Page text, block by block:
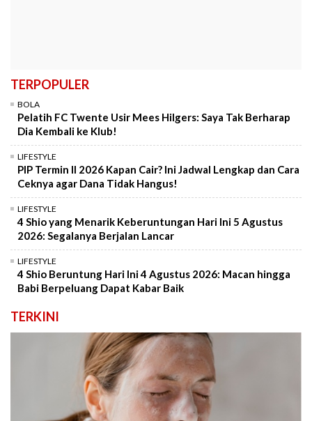
TERPOPULER
BOLA
Pelatih FC Twente Usir Mees Hilgers: Saya Tak Berharap
Dia Kembali ke Klub!
LIFESTYLE
PIP Termin II 2026 Kapan Cair? Ini Jadwal Lengkap dan Cara
Ceknya agar Dana Tidak Hangus!
LIFESTYLE
4 Shio yang Menarik Keberuntungan Hari Ini 5 Agustus
2026: Segalanya Berjalan Lancar
LIFESTYLE
4 Shio Beruntung Hari Ini 4 Agustus 2026: Macan hingga
Babi Berpeluang Dapat Kabar Baik
TERKINI